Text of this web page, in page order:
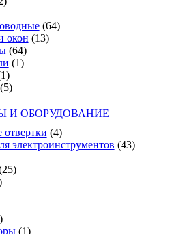
(64)
окон (13)
(64)
(1)
(5)
И ОБОРУДОВАНИЕ
(4)
электроинструментов (43)
(1)